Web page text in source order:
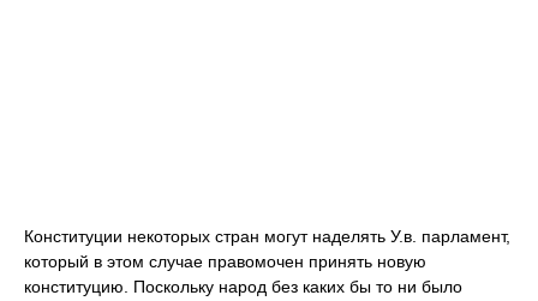
Конституции некоторых стран могут наделять У.в. парламент,
который в этом случае правомочен принять новую
конституцию. Поскольку народ без каких бы то ни было